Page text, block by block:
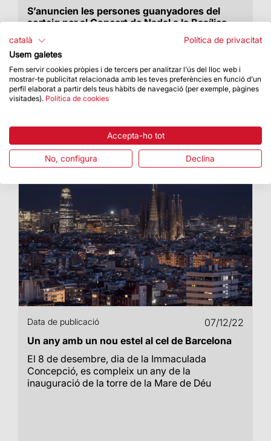
S’anuncien les persones guanyadores del
sorteig per al Concert de Nadal a la Basílica
El sorteig s’ha realitzat entre les 34.040
persones inscrites
Data de publicació
07/12/22
Un any amb un nou estel al cel de Barcelona
El 8 de desembre, dia de la Immaculada
Concepció, es compleix un any de la
inauguració de la torre de la Mare de Déu
català
Política de privacitat
Usem galetes
Fem servir cookies pròpies i de tercers per analitzar l'ús del lloc web i
mostrar-te publicitat relacionada amb les teves preferències en funció d'un
perfil elaborat a partir dels teus hàbits de navegació (per exemple, pàgines
visitades). Política de cookies
Accepta-ho tot
No, configura Declina